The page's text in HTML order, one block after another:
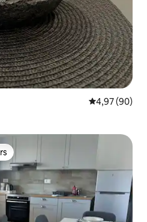
Évaluation
4,97 (90)
plus appréciés